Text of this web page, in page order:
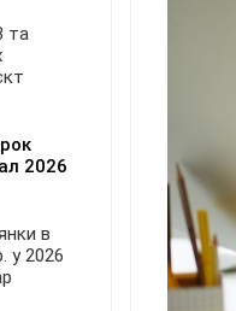
та
2026
в
у 2026